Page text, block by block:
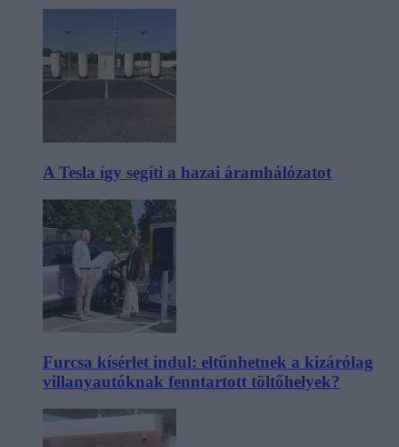
A Tesla így segíti a hazai áramhálózatot
Furcsa kísérlet indul: eltűnhetnek a kizárólag
villanyautóknak fenntartott töltőhelyek?